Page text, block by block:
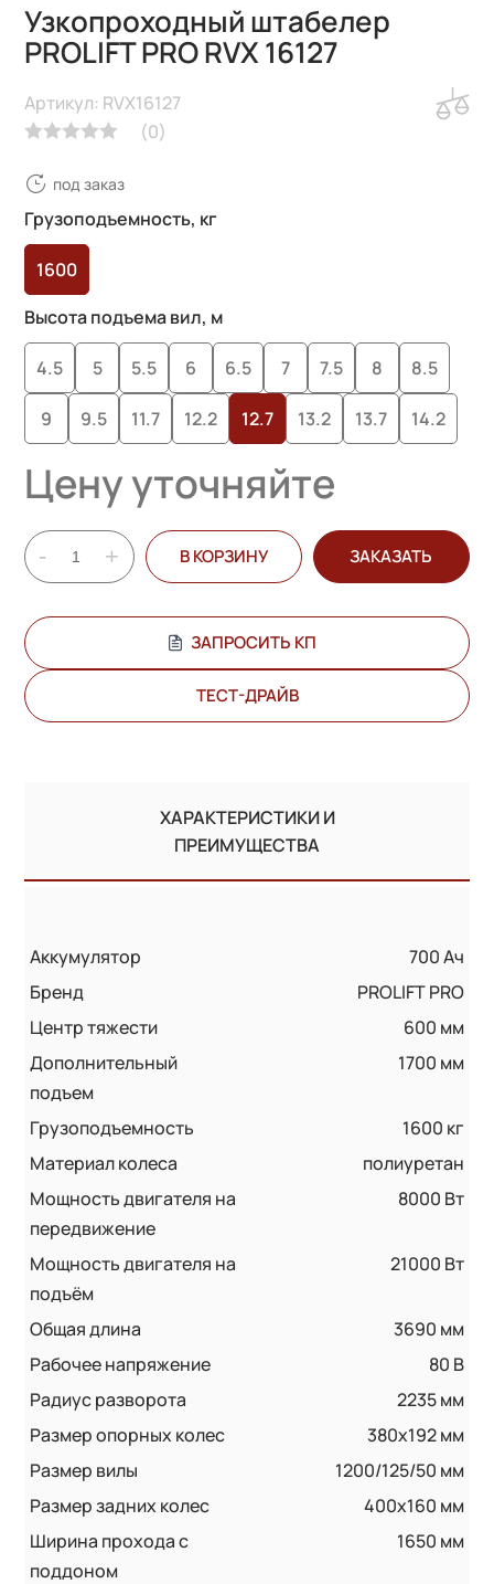
Узкопроходный штабелер
PROLIFT PRO RVX 16127
(0)
Артикул: RVX16127
под заказ
Грузоподъемность, кг
1600
Высота подъема вил, м
4.5 5 5.5 6 6.5 7 7.5 8 8.5
9 9.5 11.7 12.2 12.7 13.2 13.7 14.2
Цену уточняйте
- + В КОРЗИНУ ЗАКАЗАТЬ
ЗАПРОСИТЬ КП
ТЕСТ-ДРАЙВ
ХАРАКТЕРИСТИКИ И
ПРЕИМУЩЕСТВА
Аккумулятор
700 Ач
Бренд
PROLIFT PRO
Центр тяжести
600 мм
Дополнительный
подъем
1700 мм
Грузоподъемность
1600 кг
Материал колеса
полиуретан
Мощность двигателя на
передвижение
8000 Вт
Мощность двигателя на
подъём
21000 Вт
Общая длина
3690 мм
Рабочее напряжение
80 В
Радиус разворота
2235 мм
Размер опорных колес
380х192 мм
Размер вилы
1200/125/50 мм
Размер задних колес
400x160 мм
Ширина прохода с
поддоном
1650 мм